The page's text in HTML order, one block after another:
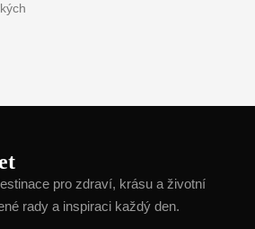
pro zdraví, krásu a životní
rady a inspiraci každý den.